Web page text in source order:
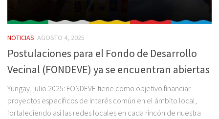
NOTICIAS AGOSTO 4, 2025
Postulaciones para el Fondo de Desarrollo
Vecinal (FONDEVE) ya se encuentran abiertas
Yungay, julio 2025: FONDEVE tiene como objetivo financiar
proyectos específicos de interés común en el ámbito local,
fortaleciendo así las redes locales en cada rincón de nuestra